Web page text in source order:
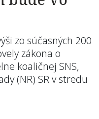
zo súčasných 200
zákona o
koaličnej SNS,
(NR) SR v stredu